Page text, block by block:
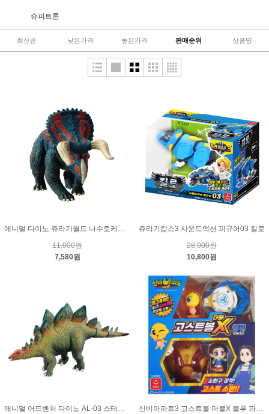
슈퍼트론
최신순 낮은가격 높은가격 판매순위 상품명
애니멀 다이노 쥬라기월드 나수토케라톱스
11,000원
7,580원
쥬라기캅스3 사운드액션 피규어03 킬로
28,000원
10,800원
애니멀 어드벤처 다이노 AL-03 스테고사우루스
신비아파트3 고스트볼 더블X 블루 파트2